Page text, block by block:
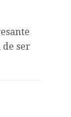
de ser